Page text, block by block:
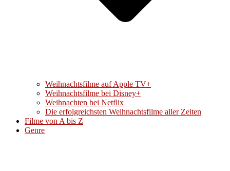
Weihnachtsfilme auf Apple TV+
Weihnachtsfilme bei Disney+
Weihnachten bei Netflix
Die erfolgreichsten Weihnachtsfilme aller Zeiten
Filme von A bis Z
Genre